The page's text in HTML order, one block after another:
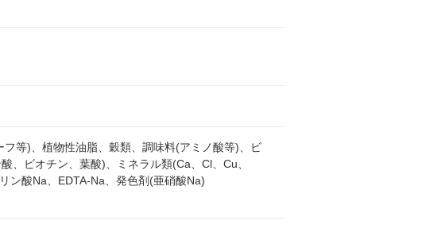
等)、植物性油脂、穀類、調味料(アミノ酸等)、ビ
、ビオチン、葉酸)、ミネラル類(Ca、Cl、Cu、
ン酸Na、EDTA-Na、発色剤(亜硝酸Na)